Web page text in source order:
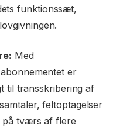
funktionssæt,
Med
er
til transskribering af
feltoptagelser
på tværs af flere